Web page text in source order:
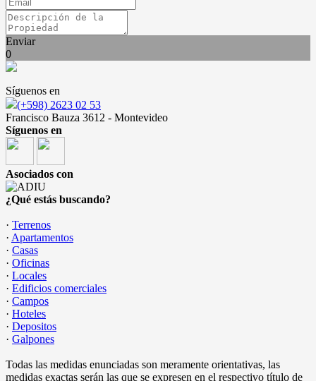
Enviar
0
Síguenos en
(+598) 2623 02 53
Francisco Bauza 3612 - Montevideo
Síguenos en
Asociados con
¿Qué estás buscando?
· Terrenos
· Apartamentos
· Casas
· Oficinas
· Locales
· Edificios comerciales
· Campos
· Hoteles
· Depositos
· Galpones
Todas las medidas enunciadas son meramente orientativas, las
medidas exactas serán las que se expresen en el respectivo título de